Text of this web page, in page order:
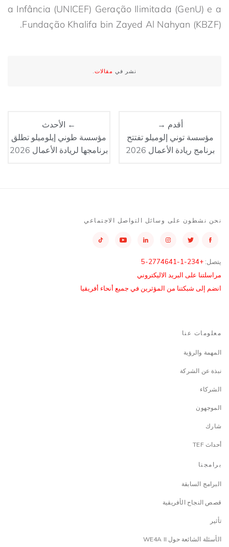
a Infância (UNICEF) Geração Ilimitada (GenU) e a
Fundação Khalifa bin Zayed Al Nahyan (KBZF).
نشر في مقالات.
← الأحدث
مؤسسة طوني إيلوميلو تطلق
برنامجها لريادة الأعمال 2026
أقدم →
مؤسسة توني إلوميلو تفتتح
برنامج ريادة الأعمال 2026
نحن نشطون على وسائل التواصل الاجتماعي
يتصل: +234-1-2774641-5
مراسلتنا على البريد الاليكتروني
انضم إلى شبكتنا من المؤثرين في جميع أنحاء أفريقيا
معلومات عنا
المهمة والرؤية
نبذة عن الشركة
الشركاء
الموجهون
شارك
أحداث TEF
برامجنا
البرامج السابقة
قصص النجاح الأفريقية
تأثير
الأسئلة الشائعة حول WE4A II